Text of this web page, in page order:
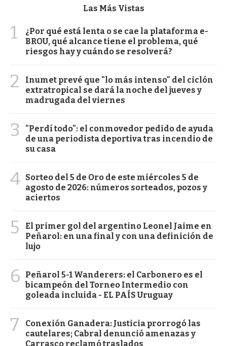
Las Más Vistas
1
¿Por qué está lenta o se cae la plataforma e-
BROU, qué alcance tiene el problema, qué
riesgos hay y cuándo se resolverá?
2
Inumet prevé que "lo más intenso" del ciclón
extratropical se dará la noche del jueves y
madrugada del viernes
3
"Perdí todo": el conmovedor pedido de ayuda
de una periodista deportiva tras incendio de
su casa
4 Sorteo del 5 de Oro de este miércoles 5 de
agosto de 2026: números sorteados, pozos y
aciertos
5
El primer gol del argentino Leonel Jaime en
Peñarol: en una final y con una definición de
lujo
6
Peñarol 5-1 Wanderers: el Carbonero es el
bicampeón del Torneo Intermedio con
goleada incluida - EL PAÍS Uruguay
7
Conexión Ganadera: Justicia prorrogó las
cautelares; Cabral denunció amenazas y
Carrasco reclamó traslados